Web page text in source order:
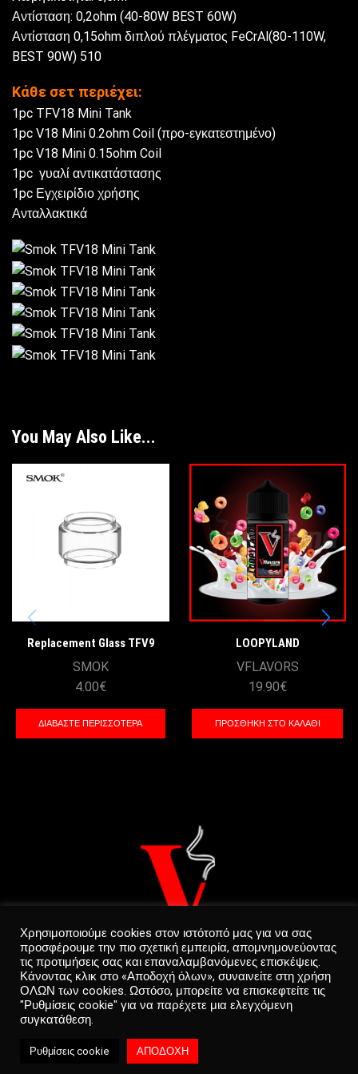
Αντίσταση: 0,2ohm (40-80W BEST 60W)
Αντίσταση 0,15ohm διπλού πλέγματος FeCrAl(80-110W,
BEST 90W) 510
Κάθε σετ περιέχει:
1pc TFV18 Mini Tank
1pc V18 Mini 0.2ohm Coil (προ-εγκατεστημένο)
1pc V18 Mini 0.15ohm Coil
1pc γυαλί αντικατάστασης
1pc Εγχειρίδιο χρήσης
Ανταλλακτικά
You May Also Like...
Replacement Glass TFV9
Smoke
SMOK
4.00€
ΔΙΑΒΆΣΤΕ ΠΕΡΙΣΣΌΤΕΡΑ
LOOPYLAND
VFLAVORS
19.90€
ΠΡΟΣΘΉΚΗ ΣΤΟ ΚΑΛΆΘΙ
Copyright © 2022 CREATED BY
0
Χρησιμοποιούμε cookies στον ιστότοπό μας για να σας
προσφέρουμε την πιο σχετική εμπειρία, απομνημονεύοντας
τις προτιμήσεις σας και επαναλαμβανόμενες επισκέψεις.
Κάνοντας κλικ στο «Αποδοχή όλων», συναινείτε στη χρήση
ΟΛΩΝ των cookies. Ωστόσο, μπορείτε να επισκεφτείτε τις
"Ρυθμίσεις cookie" για να παρέχετε μια ελεγχόμενη
συγκατάθεση.
Ρυθμίσεις cookie ΑΠΟΔΟΧΗ